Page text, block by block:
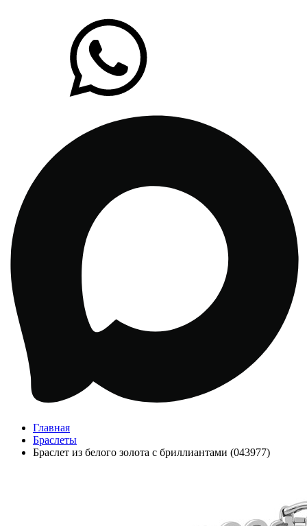
Главная
Браслеты
Браслет из белого золота с бриллиантами (043977)